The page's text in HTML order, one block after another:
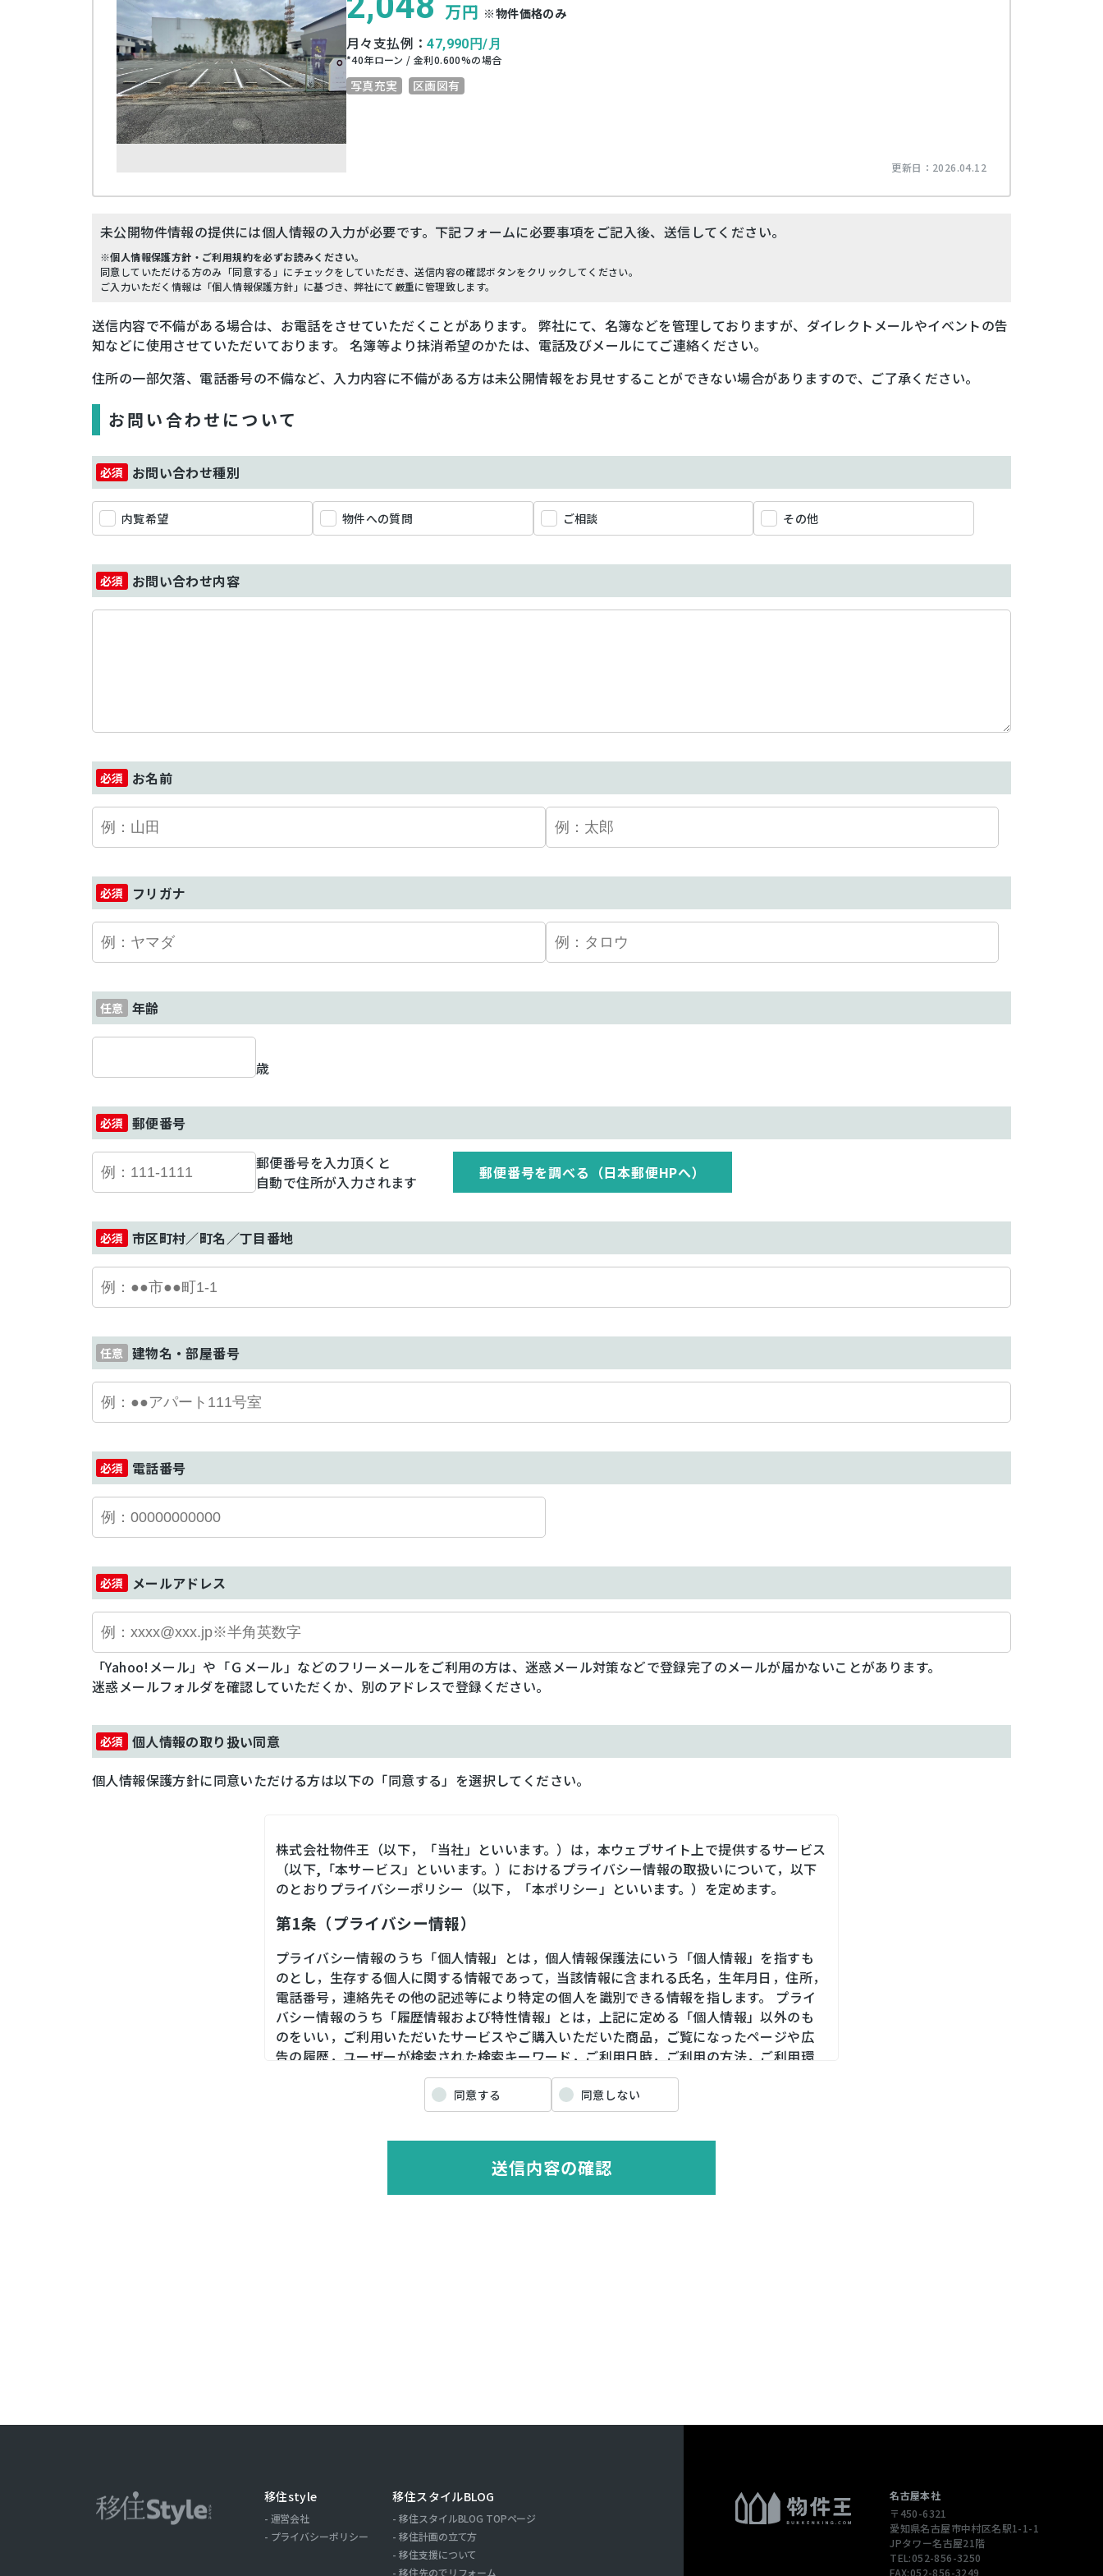
万円 ※物件価格のみ
月々支払例：47,990 円/月
*40年ローン / 金利0.600%の場合
写真充実 区画図有
更新日： 2026.04.12
未公開物件情報の提供には個人情報の入力が必要です。下記フォームに必要事項をご記入後、送信してください。
※個人情報保護方針・ご利用規約を必ずお読みください。
同意していただける方のみ「同意する」にチェックをしていただき、送信内容の確認ボタンをクリックしてください。
ご入力いただく情報は「個人情報保護方針」に基づき、弊社にて厳重に管理致します。
送信内容で不備がある場合は、お電話をさせていただくことがあります。 弊社にて、名簿などを管理しておりますが、ダイレクトメールやイベントの告
知などに使用させていただいております。 名簿等より抹消希望のかたは、電話及びメールにてご連絡ください。
住所の一部欠落、電話番号の不備など、入力内容に不備がある方は未公開情報をお見せすることができない場合がありますので、ご了承ください。
お問い合わせについて
お問い合わせ種別
内覧希望 物件への質問 ご相談 その他
お問い合わせ内容
お名前
フリガナ
年齢
歳
郵便番号
郵便番号を入力頂くと
自動で住所が入力されます
郵便番号を調べる（日本郵便HPへ）
市区町村／町名／丁目番地
建物名・部屋番号
電話番号
メールアドレス
「Yahoo!メール」や「Ｇメール」などのフリーメールをご利用の方は、迷惑メール対策などで登録完了のメールが届かないことがあります。
迷惑メールフォルダを確認していただくか、別のアドレスで登録ください。
個人情報の取り扱い同意
個人情報保護方針に同意いただける方は以下の「同意する」を選択してください。
株式会社物件王（以下，「当社」といいます。）は，本ウェブサイト上で提供するサービス
（以下,「本サービス」といいます。）におけるプライバシー情報の取扱いについて，以下
のとおりプライバシーポリシー（以下，「本ポリシー」といいます。）を定めます。
第1条（プライバシー情報）
プライバシー情報のうち「個人情報」とは，個人情報保護法にいう「個人情報」を指すも
のとし，生存する個人に関する情報であって，当該情報に含まれる氏名，生年月日，住所，
電話番号，連絡先その他の記述等により特定の個人を識別できる情報を指します。 プライ
バシー情報のうち「履歴情報および特性情報」とは，上記に定める「個人情報」以外のも
のをいい，ご利用いただいたサービスやご購入いただいた商品，ご覧になったページや広
告の履歴，ユーザーが検索された検索キーワード，ご利用日時，ご利用の方法，ご利用環
境，郵便番号や性別，職業，年齢，ユーザーのIPアドレス，クッキー情報，位置情報，端
末の個体識別情報などを指します。
第２条（プライバシー情報の収集方法）
当社は，ユーザーが利用登録をする際に氏名，生年月日，住所，電話番号，メールアドレ
ス，銀行口座番号，クレジットカード番号，運転免許証番号などの個人情報をお尋ねする
氏名，住所，連絡先，支払方法などの登録情報，利用されたサービスや購入された商品，
およびそれらの代金などに関する情報を表示する目的
（2）ユーザーにお知らせや連絡をするためにメールアドレスを利用する場合やユーザーに
商品を送付したり必要に応じて連絡したりするため，氏名や住所などの連絡先情報を利用す
同意する 同意しない
送信内容の確認
移住style
運営会社
プライバシーポリシー
移住スタイルBLOG
移住スタイルBLOG TOPページ
移住計画の立て方
移住支援について
移住先のでリフォーム
名古屋本社
〒450-6321
愛知県名古屋市中村区名駅1-1-1
JPタワー名古屋21階
TEL:052-856-3250
FAX:052-856-3249